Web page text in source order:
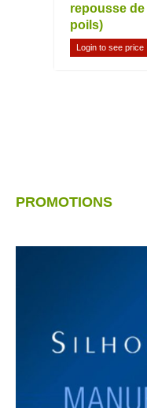
PROMOTIONS
repousse de
poils)
Login to see price